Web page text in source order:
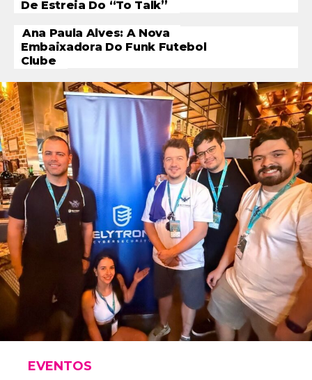
De Estreia Do “To Talk”
Ana Paula Alves: A Nova
Embaixadora Do Funk Futebol
Clube
EVENTOS